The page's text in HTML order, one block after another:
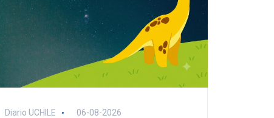
Diario UCHILE 06-08-2026